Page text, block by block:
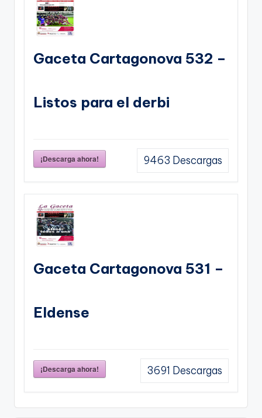
Gaceta Cartagonova 532 –
Listos para el derbi
¡Descarga ahora! 9463 Descargas
Gaceta Cartagonova 531 –
Eldense
¡Descarga ahora! 3691 Descargas